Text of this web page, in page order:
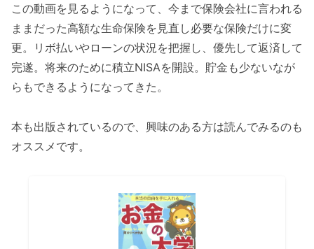
この動画を見るようになって、今まで保険会社に言われる
ままだった高額な生命保険を見直し必要な保険だけに変
更。リボ払いやローンの状況を把握し、優先して返済して
完遂。将来のために積立NISAを開設。貯金も少ないなが
らもできるようになってきた。
本も出版されているので、興味のある方は読んでみるのも
オススメです。